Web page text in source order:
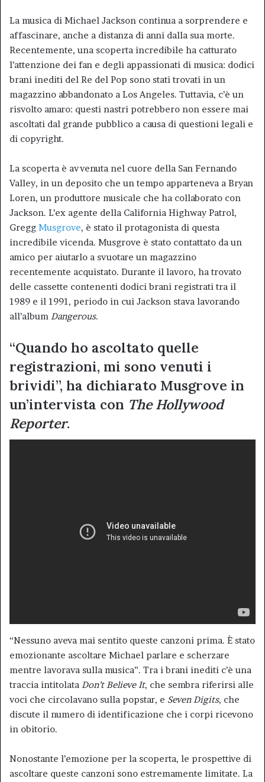
La musica di Michael Jackson continua a sorprendere e
affascinare, anche a distanza di anni dalla sua morte.
Recentemente, una scoperta incredibile ha catturato
l’attenzione dei fan e degli appassionati di musica: dodici
brani inediti del Re del Pop sono stati trovati in un
magazzino abbandonato a Los Angeles. Tuttavia, c’è un
risvolto amaro: questi nastri potrebbero non essere mai
ascoltati dal grande pubblico a causa di questioni legali e
di copyright.
La scoperta è avvenuta nel cuore della San Fernando
Valley, in un deposito che un tempo apparteneva a Bryan
Loren, un produttore musicale che ha collaborato con
Jackson. L’ex agente della California Highway Patrol,
Gregg Musgrove, è stato il protagonista di questa
incredibile vicenda. Musgrove è stato contattato da un
amico per aiutarlo a svuotare un magazzino
recentemente acquistato. Durante il lavoro, ha trovato
delle cassette contenenti dodici brani registrati tra il
1989 e il 1991, periodo in cui Jackson stava lavorando
all’album Dangerous.
“Quando ho ascoltato quelle
registrazioni, mi sono venuti i
brividi”, ha dichiarato Musgrove in
un’intervista con The Hollywood
Reporter.
“Nessuno aveva mai sentito queste canzoni prima. È stato
emozionante ascoltare Michael parlare e scherzare
mentre lavorava sulla musica”. Tra i brani inediti c’è una
traccia intitolata Don’t Believe It, che sembra riferirsi alle
voci che circolavano sulla popstar, e Seven Digits, che
discute il numero di identificazione che i corpi ricevono
in obitorio.
Nonostante l’emozione per la scoperta, le prospettive di
ascoltare queste canzoni sono estremamente limitate. La